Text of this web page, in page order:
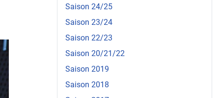
Saison 24/25
Saison 23/24
Saison 22/23
Saison 20/21/22
Saison 2019
Saison 2018